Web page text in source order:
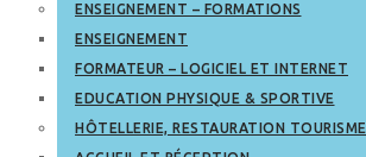
ENSEIGNEMENT – FORMATIONS
ENSEIGNEMENT
FORMATEUR – LOGICIEL ET INTERNET
EDUCATION PHYSIQUE & SPORTIVE
HÔTELLERIE, RESTAURATION TOURISME